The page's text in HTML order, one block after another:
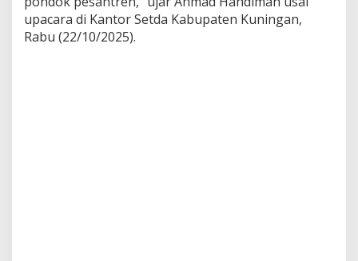
upacara di Kantor Setda Kabupaten Kuningan,
Rabu (22/10/2025).